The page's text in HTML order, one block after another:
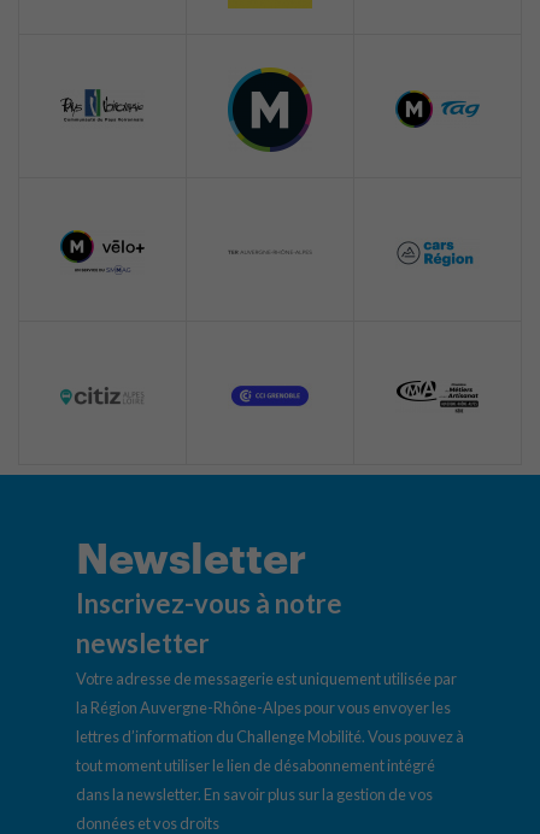
Newsletter
Inscrivez-vous à notre
newsletter
Votre adresse de messagerie est uniquement utilisée par
la Région Auvergne-Rhône-Alpes pour vous envoyer les
lettres d’information du Challenge Mobilité. Vous pouvez à
tout moment utiliser le lien de désabonnement intégré
dans la newsletter. En savoir plus sur la gestion de vos
données et vos droits